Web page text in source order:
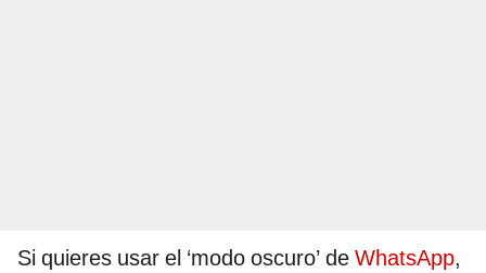
Si quieres usar el ‘modo oscuro’ de WhatsApp,